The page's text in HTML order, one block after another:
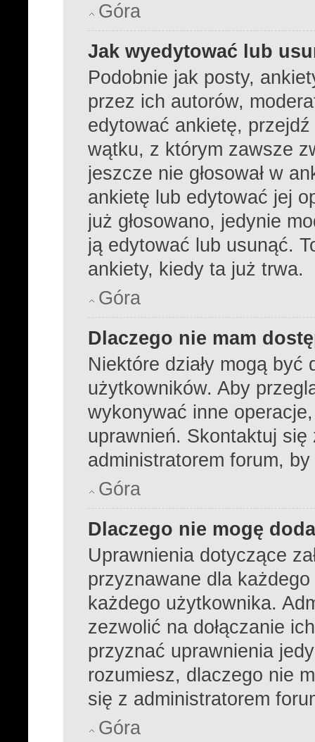
Góra
Jak wyedytować lub
Podobnie jak posty,
przez ich autorów,
edytować ankietę,
wątku, z którym zawsze
jeszcze nie głosował w
ankietę lub edytować jej
już głosowano, jedynie
ją edytować lub usunąć.
ankiety, kiedy ta już trwa.
Góra
Dlaczego nie mam
Niektóre działy mogą
użytkowników. Aby
wykonywać inne
uprawnień. Skontaktuj się
administratorem forum,
Góra
Dlaczego nie mogę
Uprawnienia dotyczące
przyznawane dla
każdego użytkownika.
zezwolić na dołączanie
przyznać uprawnienia
rozumiesz, dlaczego nie
się z administratorem
Góra